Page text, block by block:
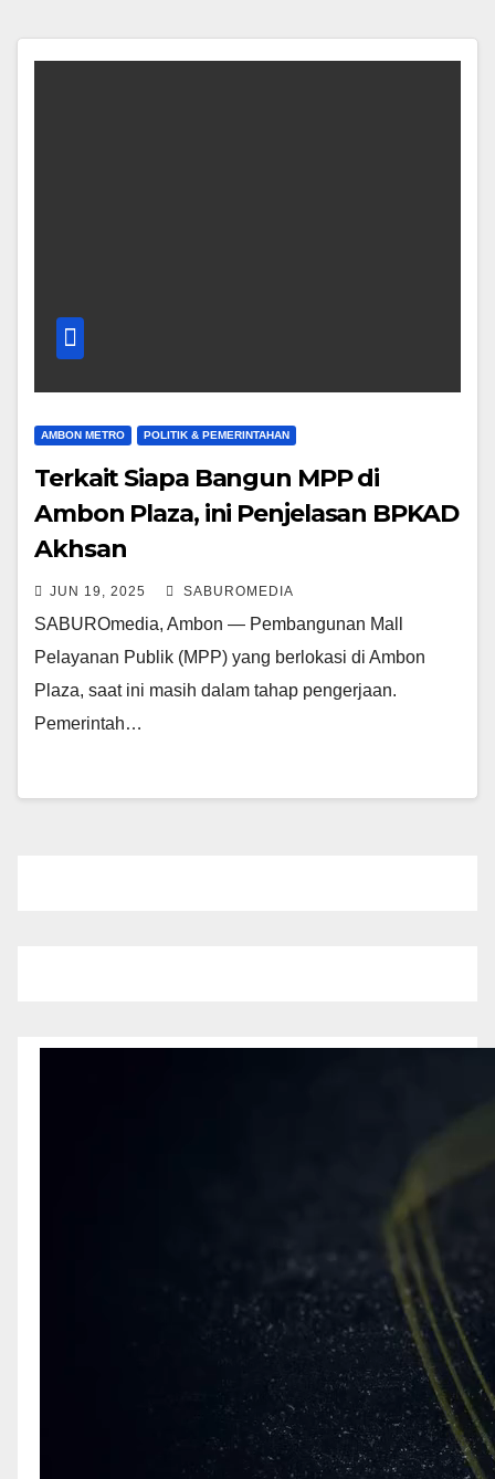
AMBON METRO POLITIK & PEMERINTAHAN
Terkait Siapa Bangun MPP di
Ambon Plaza, ini Penjelasan BPKAD
Akhsan
JUN 19, 2025 SABUROMEDIA
SABUROmedia, Ambon — Pembangunan Mall
Pelayanan Publik (MPP) yang berlokasi di Ambon
Plaza, saat ini masih dalam tahap pengerjaan.
Pemerintah…